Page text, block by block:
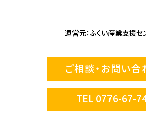
運営元：ふくい産業支援セ
ご相談・お問い合
TEL 0776-67-